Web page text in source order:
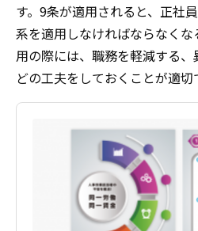
す。9条が適用されると、正社
系を適用しなければならなく
用の際には、職務を軽減する
どの工夫をしておくことが適切